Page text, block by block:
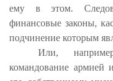
ему в этом.
финансовые законы,
подчинение которым
Или,
командование армией